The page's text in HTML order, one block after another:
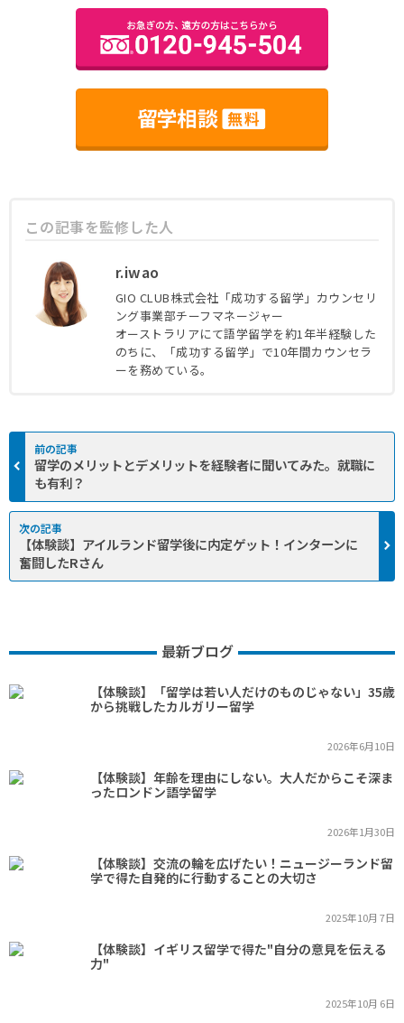
この記事を監修した人
r.iwao
GIO CLUB株式会社「成功する留学」カウンセリ
ング事業部チーフマネージャー
オーストラリアにて語学留学を約1年半経験した
のちに、「成功する留学」で10年間カウンセラ
ーを務めている。
留学のメリットとデメリットを経験者に聞いてみた。就職に
も有利？
【体験談】アイルランド留学後に内定ゲット！インターンに
奮闘したRさん
最新ブログ
【体験談】「留学は若い人だけのものじゃない」35歳
から挑戦したカルガリー留学
2026年6月10日
【体験談】年齢を理由にしない。大人だからこそ深ま
ったロンドン語学留学
2026年1月30日
【体験談】交流の輪を広げたい！ニュージーランド留
学で得た自発的に行動することの大切さ
2025年10月 7日
【体験談】イギリス留学で得た"自分の意見を伝える
力"
2025年10月 6日